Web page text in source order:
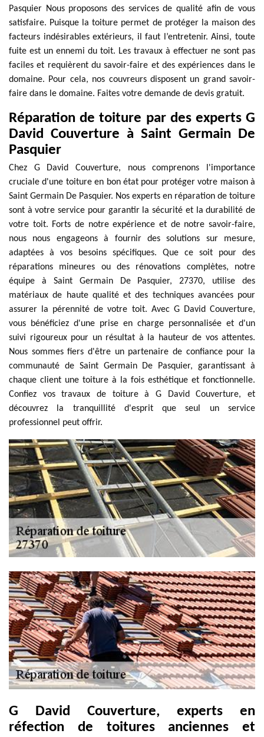
Pasquier Nous proposons des services de qualité afin de vous
satisfaire. Puisque la toiture permet de protéger la maison des
facteurs indésirables extérieurs, il faut l’entretenir. Ainsi, toute
fuite est un ennemi du toit. Les travaux à effectuer ne sont pas
faciles et requièrent du savoir-faire et des expériences dans le
domaine. Pour cela, nos couvreurs disposent un grand savoir-
faire dans le domaine. Faites votre demande de devis gratuit.
Réparation de toiture par des experts G
David Couverture à Saint Germain De
Pasquier
Chez G David Couverture, nous comprenons l'importance
cruciale d'une toiture en bon état pour protéger votre maison à
Saint Germain De Pasquier. Nos experts en réparation de toiture
sont à votre service pour garantir la sécurité et la durabilité de
votre toit. Forts de notre expérience et de notre savoir-faire,
nous nous engageons à fournir des solutions sur mesure,
adaptées à vos besoins spécifiques. Que ce soit pour des
réparations mineures ou des rénovations complètes, notre
équipe à Saint Germain De Pasquier, 27370, utilise des
matériaux de haute qualité et des techniques avancées pour
assurer la pérennité de votre toit. Avec G David Couverture,
vous bénéficiez d'une prise en charge personnalisée et d'un
suivi rigoureux pour un résultat à la hauteur de vos attentes.
Nous sommes fiers d'être un partenaire de confiance pour la
communauté de Saint Germain De Pasquier, garantissant à
chaque client une toiture à la fois esthétique et fonctionnelle.
Confiez vos travaux de toiture à G David Couverture, et
découvrez la tranquillité d'esprit que seul un service
professionnel peut offrir.
G David Couverture, experts en
réfection de toitures anciennes et